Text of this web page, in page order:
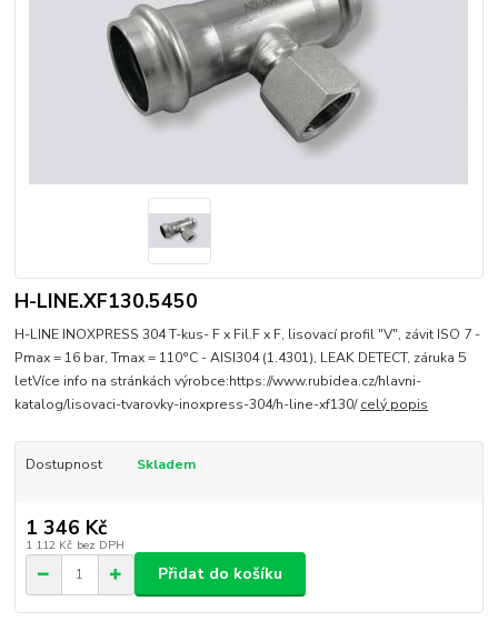
H-LINE.XF130.5450
H-LINE INOXPRESS 304 T-kus- F x Fil.F x F, lisovací profil "V", závit ISO 7 -
Pmax = 16 bar, Tmax = 110°C - AISI304 (1.4301), LEAK DETECT, záruka 5
letVíce info na stránkách výrobce:https://www.rubidea.cz/hlavni-
katalog/lisovaci-tvarovky-inoxpress-304/h-line-xf130/celý popis
Dostupnost Skladem
1 346 Kč
1 112 Kč bez DPH
Přidat do košíku